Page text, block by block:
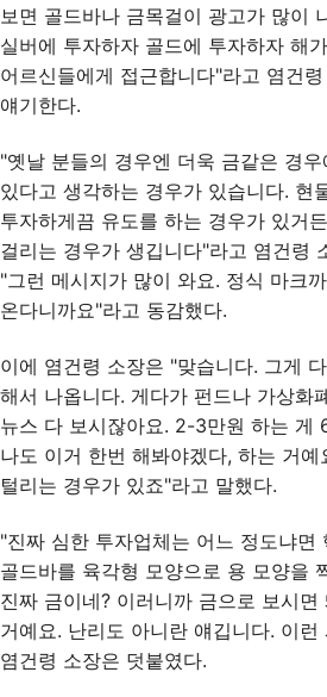
보면 골드바나 금목걸이 광고가 많이
실버에 투자하자 골드에 투자하자 해
어르신들에게 접근합니다"라고 염건
얘기한다.
"옛날 분들의 경우엔 더욱 금같은 경
있다고 생각하는 경우가 있습니다. 현
투자하게끔 유도를 하는 경우가 있거
걸리는 경우가 생깁니다"라고 염건령
"그런 메시지가 많이 와요. 정식 마크
온다니까요"라고 동감했다.
이에 염건령 소장은 "맞습니다. 그게
해서 나옵니다. 게다가 펀드나 가상화
뉴스 다 보시잖아요. 2-3만원 하는 게
나도 이거 한번 해봐야겠다, 하는 거
털리는 경우가 있죠"라고 말했다.
"진짜 심한 투자업체는 어느 정도냐면
골드바를 육각형 모양으로 용 모양을
진짜 금이네? 이러니까 금으로 보시
거예요. 난리도 아니란 얘깁니다. 이런
염건령 소장은 덧붙였다.